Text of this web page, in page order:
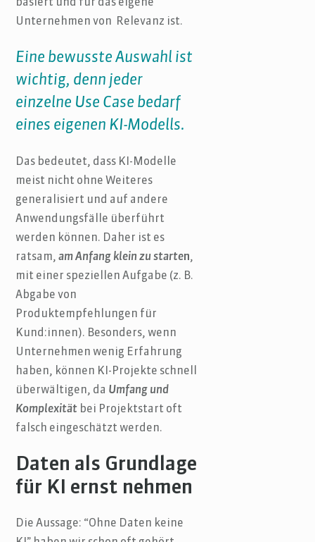
basiert und für das eigene
Unternehmen von Relevanz ist.
Eine bewusste Auswahl ist
wichtig, denn jeder
einzelne Use Case bedarf
eines eigenen KI-Modells.
Das bedeutet, dass KI-Modelle
meist nicht ohne Weiteres
generalisiert und auf andere
Anwendungsfälle überführt
werden können. Daher ist es
ratsam,am Anfang klein zu starten,
mit einer speziellen Aufgabe (z. B.
Abgabe von
Produktempfehlungen für
Kund:innen). Besonders, wenn
Unternehmen wenig Erfahrung
haben, können KI-Projekte schnell
überwältigen, da Umfang und
Komplexität bei Projektstart oft
falsch eingeschätzt werden.
Daten als Grundlage
für KI ernst nehmen
Die Aussage: “Ohne Daten keine